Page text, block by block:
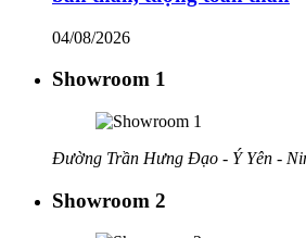
04/08/2026
Showroom 1
Đường Trần Hưng Đạo - Ý Yên -
Showroom 2